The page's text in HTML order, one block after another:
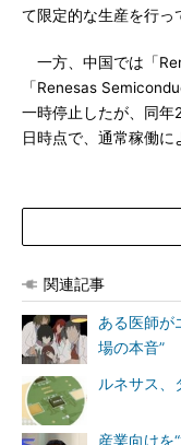
て限定的な生産を行っ
一方、中国では「
「Renesas
一時停止したが、同年
日時点で、通常稼働に
関連記事
ある医師が
場の本音”
ルネサス、
産業向けを